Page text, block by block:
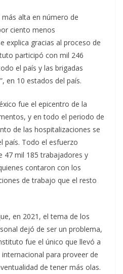
alta en número de
ciento menos
explica gracias al proceso de
participó con mil 246
el país y las brigadas
en 10 estados del país.
fue el epicentro de la
y en todo el periodo de
de las hospitalizaciones se
país. Todo el esfuerzo
47 mil 185 trabajadores y
contaron con los
de trabajo que el resto
en 2021, el tema de los
dejó de ser un problema,
fue el único que llevó a
para proveer de
de tener más olas.